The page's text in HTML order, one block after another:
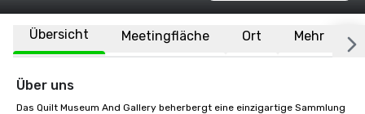
Übersicht Meetingfläche Ort Mehr
Über uns
Das Quilt Museum And Gallery beherbergt eine einzigartige Sammlung